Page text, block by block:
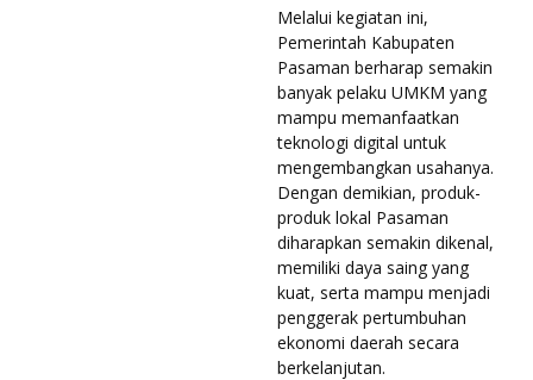
Melalui kegiatan ini,
Pemerintah Kabupaten
Pasaman berharap semakin
banyak pelaku UMKM yang
mampu memanfaatkan
teknologi digital untuk
mengembangkan usahanya.
Dengan demikian, produk-
produk lokal Pasaman
diharapkan semakin dikenal,
memiliki daya saing yang
kuat, serta mampu menjadi
penggerak pertumbuhan
ekonomi daerah secara
berkelanjutan.